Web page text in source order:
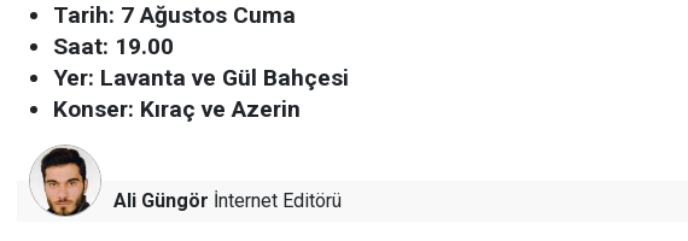
Tarih: 7 Ağustos Cuma
Saat: 19.00
Yer: Lavanta ve Gül Bahçesi
Konser: Kıraç ve Azerin
Ali Güngör İnternet Editörü